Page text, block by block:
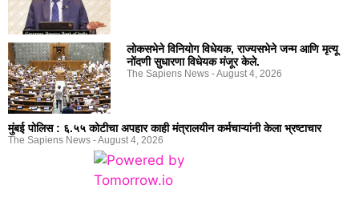
लोकसभेने विनियोग विधेयक, राज्यसभेने जन्म आणि मृत्यू
नोंदणी सुधारणा विधेयक मंजूर केले.
The Sapiens News August 4, 2026
मुंबई पोलिस : ६.५५ कोटीचा अपहार काही मंत्रालयीन कर्मचाऱ्यांनी केला भ्रष्टाचार
The Sapiens News August 4, 2026